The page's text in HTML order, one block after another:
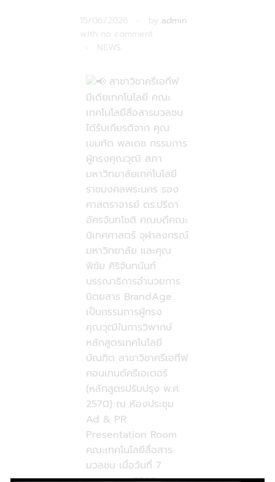
15/06/2026 by admin
with no comment
NEWS
สาขาวิชาครีเอทีฟ
มีเดียเทคโนโลยี คณะ
เทคโนโลยีสื่อสารมวลชน
ได้รับเกียรติจาก คุณ
เขมทัต พลเดช กรรมการ
ผู้ทรงคุณวุฒิ สภา
มหาวิทยาลัยเทคโนโลยี
ราชมงคลพระนคร รอง
ศาสตราจารย์ ดร.ปรีดา
อัครจันทโชติ คณบดีคณะ
นิเทศศาสตร์ จุฬาลงกรณ์
มหาวิทยาลัย และคุณ
พิชัย ศิริจันทนันท์
บรรณาธิการอำนวยการ
นิตยสาร BrandAge
เป็นกรรมการผู้ทรง
คุณวุฒิในการวิพากษ์
หลักสูตรเทคโนโลยี
บัณฑิต สาขาวิชาครีเอทีฟ
คอนเทนต์ครีเอเตอร์
(หลักสูตรปรับปรุง พ.ศ.
2570) ณ ห้องประชุม
Ad & PR
Presentation Room
คณะเทคโนโลยีสื่อสาร
มวลชน เมื่อวันที่ 7